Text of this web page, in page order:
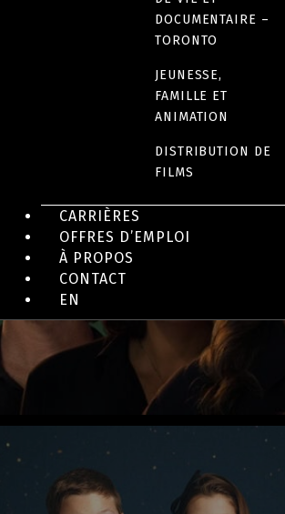
DOCUMENTAIRE –
TORONTO
JEUNESSE,
FAMILLE ET
ANIMATION
DISTRIBUTION DE
FILMS
CARRIÈRES
OFFRES D’EMPLOI
À PROPOS
CONTACT
EN
SÉRIES DRAMATIQUES ET
Mea Culpa